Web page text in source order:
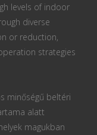
levels of indoor
diverse
or reduction,
strategies
minőségű beltéri
alatt
magukban